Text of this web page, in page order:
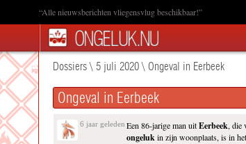
“Alle nieuwsberichten vliegensvlug beschikbaar!”
Dossiers\ 5 juli 2020\ Ongeval in Eerbeek
Ongeval in Eerbeek
6 jaar geleden Een 86-jarige man uitEerbeek, die
ongelukin zijn woonplaats, is in